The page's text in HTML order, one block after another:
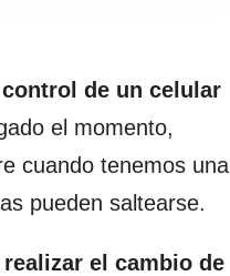
de un celular
el momento,
cuando tenemos una
pueden saltearse.
realizar el cambio de